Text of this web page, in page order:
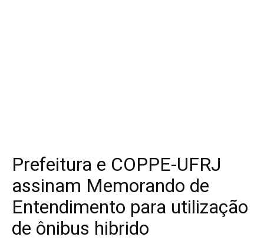
Prefeitura e COPPE-UFRJ
assinam Memorando de
Entendimento para utilização
de ônibus hibrido